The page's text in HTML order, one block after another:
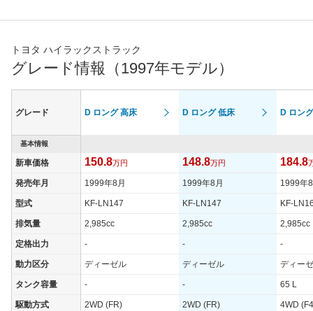
トヨタ ハイラックストラック
グレード情報（1997年モデル）
グレード D ロング 高床 D ロング 低床 D ロン
基本情報
新車価格 150.8万円 148.8万円 184.8
発売年月 1999年8月 1999年8月 1999年
型式 KF-LN147 KF-LN147 KF-
排気量 2,985cc 2,985cc 2,985cc
定格出力 - - -
動力区分 ディーゼル ディーゼル ディー
タンク容量 - - 65 L
駆動方式 2WD (FR) 2WD (FR) 4WD